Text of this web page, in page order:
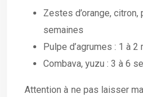
Zestes d’orange,
semaines
Pulpe d’agrumes : 1 à 2
Combava, yuzu : 3 à 6
Attention à ne pas laisser